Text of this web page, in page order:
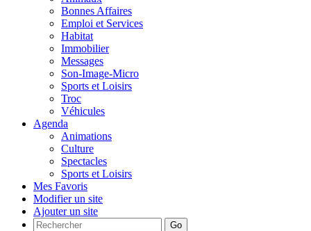
Bonnes Affaires
Emploi et Services
Habitat
Immobilier
Messages
Son-Image-Micro
Sports et Loisirs
Troc
Véhicules
Agenda
Animations
Culture
Spectacles
Sports et Loisirs
Mes Favoris
Modifier un site
Ajouter un site
Go